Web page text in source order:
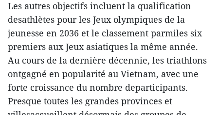
Les autres objectifs incluent la qualification
desathlètes pour les Jeux olympiques de la
jeunesse en 2036 et le classement parmiles six
premiers aux Jeux asiatiques la même année.
Au cours de la dernière décennie, les triathlons
ontgagné en popularité au Vietnam, avec une
forte croissance du nombre departicipants.
Presque toutes les grandes provinces et